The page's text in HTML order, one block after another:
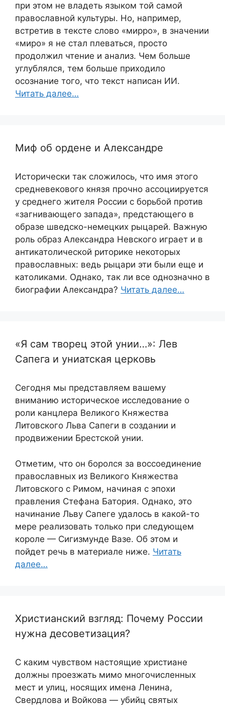
при этом не владеть языком той самой
православной культуры. Но, например,
встретив в тексте слово «мирро», в значении
«миро» я не стал плеваться, просто
продолжил чтение и анализ. Чем больше
углублялся, тем больше приходило
осознание того, что текст написан ИИ.
Читать далее…
Миф об ордене и Александре
Исторически так сложилось, что имя этого
средневекового князя прочно ассоциируется
у среднего жителя России с борьбой против
«загнивающего запада», предстающего в
образе шведско-немецких рыцарей. Важную
роль образ Александра Невского играет и в
антикатолической риторике некоторых
православных: ведь рыцари эти были еще и
католиками. Однако, так ли все однозначно в
биографии Александра? Читать далее…
«Я сам творец этой унии…»: Лев
Сапега и униатская церковь
Сегодня мы представляем вашему
вниманию историческое исследование о
роли канцлера Великого Княжества
Литовского Льва Сапеги в создании и
продвижении Брестской унии.
Отметим, что он боролся за воссоединение
православных из Великого Княжества
Литовского с Римом, начиная с эпохи
правления Стефана Батория. Однако, это
начинание Льву Сапеге удалось в какой-то
мере реализовать только при следующем
короле — Сигизмунде Вазе. Об этом и
пойдет речь в материале ниже. Читать
далее…
Христианский взгляд: Почему России
нужна десоветизация?
С каким чувством настоящие христиане
должны проезжать мимо многочисленных
мест и улиц, носящих имена Ленина,
Свердлова и Войкова — убийц святых